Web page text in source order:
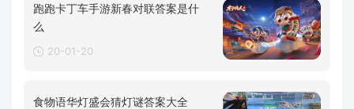
跑跑卡丁车手游新春对联答案是什
么
20-01-20
食物语华灯盛会猜灯谜答案大全